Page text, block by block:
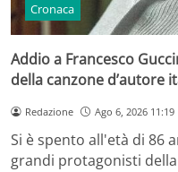
Cronaca
Addio a Francesco
della canzone d’autore
Redazione Ago 6, 2026 11:19
Si è spento all'età di 86
grandi protagonisti